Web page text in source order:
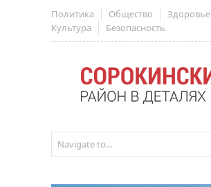
Политика Общество
Здоровье
Культура
Безопасность